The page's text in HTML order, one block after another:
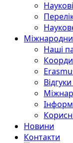
Наші
Новини
Контакти